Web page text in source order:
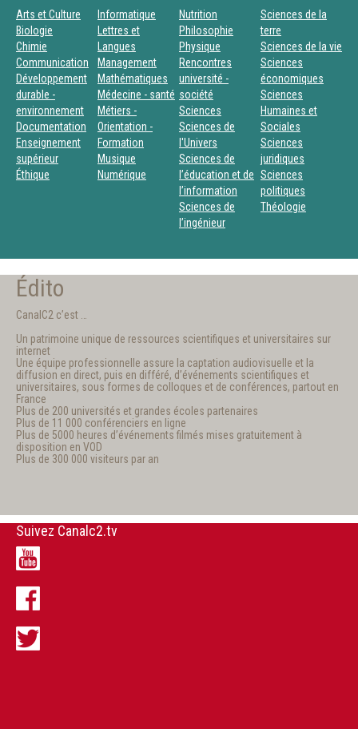
Arts et Culture
Biologie
Chimie
Communication
Développement
durable -
environnement
Documentation
Enseignement
supérieur
Éthique
Informatique
Lettres et
Langues
Management
Mathématiques
Médecine - santé
Métiers -
Orientation -
Formation
Musique
Numérique
Nutrition
Philosophie
Physique
Rencontres
université -
société
Sciences
Sciences de
l'Univers
Sciences de
l’éducation et de
l’information
Sciences de
l’ingénieur
Sciences de la
terre
Sciences de la vie
Sciences
économiques
Sciences
Humaines et
Sociales
Sciences
juridiques
Sciences
politiques
Théologie
Édito
CanalC2 c’est …
Un patrimoine unique de ressources scientifiques et universitaires sur
internet
Une équipe professionnelle assure la captation audiovisuelle et la
diffusion en direct, puis en différé, d’événements scientifiques et
universitaires, sous formes de colloques et de conférences, partout en
France
Plus de 200 universités et grandes écoles partenaires
Plus de 11 000 conférenciers en ligne
Plus de 5000 heures d’événements filmés mises gratuitement à
disposition en VOD
Plus de 300 000 visiteurs par an
Suivez Canalc2.tv